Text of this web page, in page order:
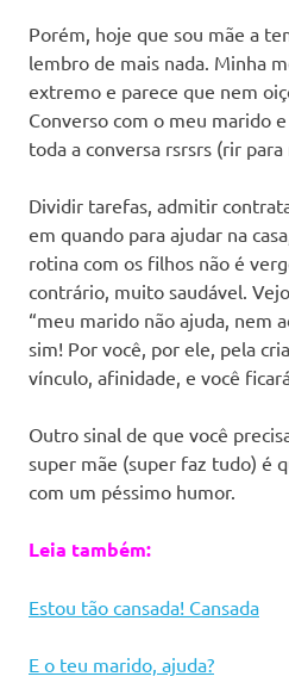
Porém, hoje que sou mãe a
lembro de mais nada. Minha
extremo e parece que nem
Converso com o meu marido
toda a conversa rsrsrs (rir para
Dividir tarefas, admitir
em quando para ajudar na
rotina com os filhos não é
contrário, muito saudável.
“meu marido não ajuda, nem
sim! Por você, por ele, pela
vínculo, afinidade, e você
Outro sinal de que você
super mãe (super faz tudo) é
com um péssimo humor.
Leia também:
Estou tão cansada! Cansada
E o teu marido, ajuda?